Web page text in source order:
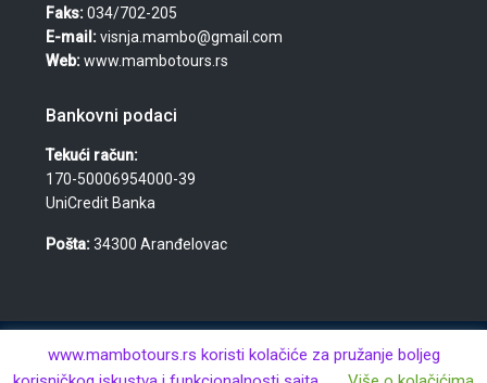
Faks:034/702-205
E-mail:visnja.mambo@gmail.com
Web:www.mambotours.rs
Bankovni podaci
Tekući račun:
170-50006954000-39
UniCredit Banka
Pošta:34300 Aranđelovac
Tours" — Višnja Đurić PR · Aranđelovac · MB: 61359443 · PIB:
www.mambotours.rs koristi kolačiće za pružanje boljeg